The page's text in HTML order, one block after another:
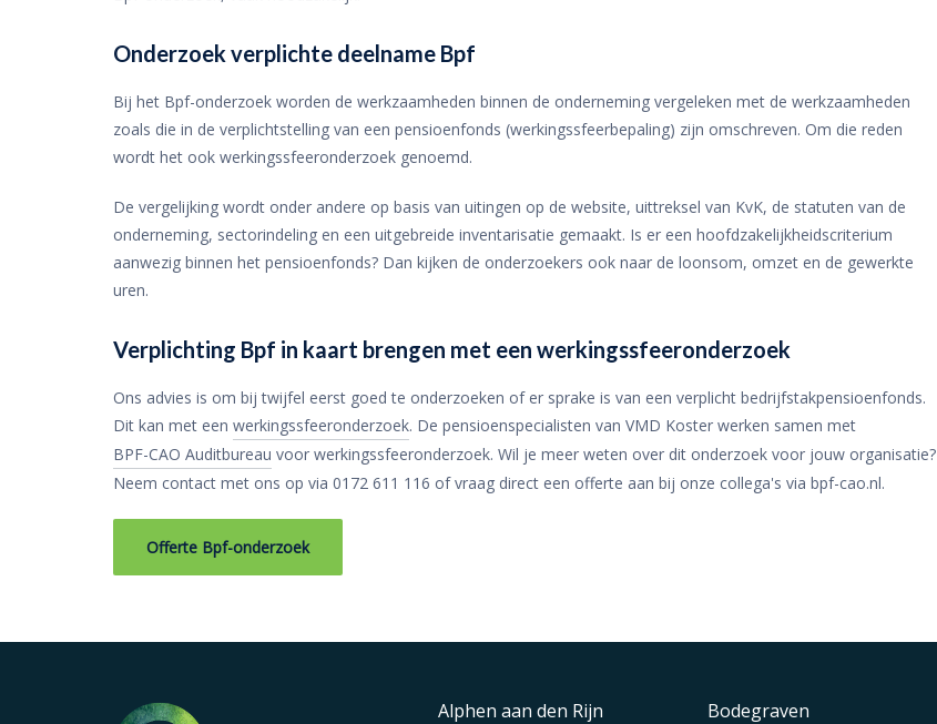
Onderzoek verplichte deelname Bpf
Bij het Bpf-onderzoek worden de werkzaamheden binnen de onderneming vergeleken met de werkzaamheden
zoals die in de verplichtstelling van een pensioenfonds (werkingssfeerbepaling) zijn omschreven. Om die reden
wordt het ook werkingssfeeronderzoek genoemd.
De vergelijking wordt onder andere op basis van uitingen op de website, uittreksel van KvK, de statuten van de
onderneming, sectorindeling en een uitgebreide inventarisatie gemaakt. Is er een hoofdzakelijkheidscriterium
aanwezig binnen het pensioenfonds? Dan kijken de onderzoekers ook naar de loonsom, omzet en de gewerkte
uren.
Verplichting Bpf in kaart brengen met een werkingssfeeronderzoek
Ons advies is om bij twijfel eerst goed te onderzoeken of er sprake is van een verplicht bedrijfstakpensioenfonds.
Dit kan met een werkingssfeeronderzoek. De pensioenspecialisten van VMD Koster werken samen met
BPF-CAO Auditbureau voor werkingssfeeronderzoek. Wil je meer weten over dit onderzoek voor jouw organisatie?
Neem contact met ons op via 0172 611 116 of vraag direct een offerte aan bij onze collega's via bpf-cao.nl.
Offerte Bpf-onderzoek
Alphen aan den Rijn Bodegraven